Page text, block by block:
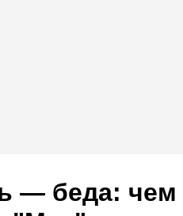
— беда: чем